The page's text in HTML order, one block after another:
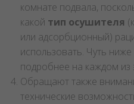
комнате подвала,
какой тип осушителя
или адсорбционный)
использовать. Чуть
подробнее на каждом из
Обращают также
технические